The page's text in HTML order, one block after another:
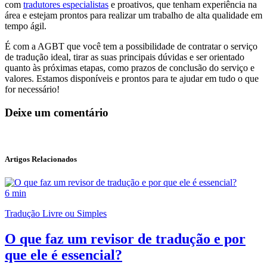
com tradutores especialistas e proativos, que tenham experiência na
área e estejam prontos para realizar um trabalho de alta qualidade em
tempo ágil.
É com a AGBT que você tem a possibilidade de contratar o serviço
de tradução ideal, tirar as suas principais dúvidas e ser orientado
quanto às próximas etapas, como prazos de conclusão do serviço e
valores. Estamos disponíveis e prontos para te ajudar em tudo o que
for necessário!
Deixe um comentário
Artigos Relacionados
6 min
Tradução Livre ou Simples
O que faz um revisor de tradução e por
que ele é essencial?